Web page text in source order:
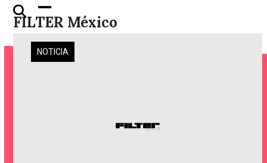
Skip
FILTER México
Open
mobile
menu
Close
mobile
menu
NOTICIA